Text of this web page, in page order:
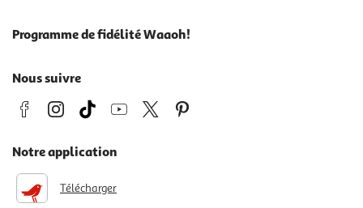
Programme de fidélité Waaoh!
Nous suivre
Notre application
Télécharger